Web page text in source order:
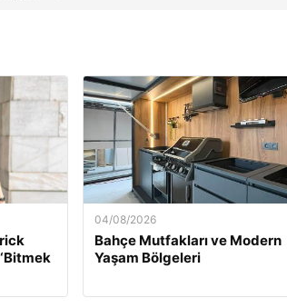
04/08/2026
Bahçe Mutfakları ve Modern
Yaşam Bölgeleri